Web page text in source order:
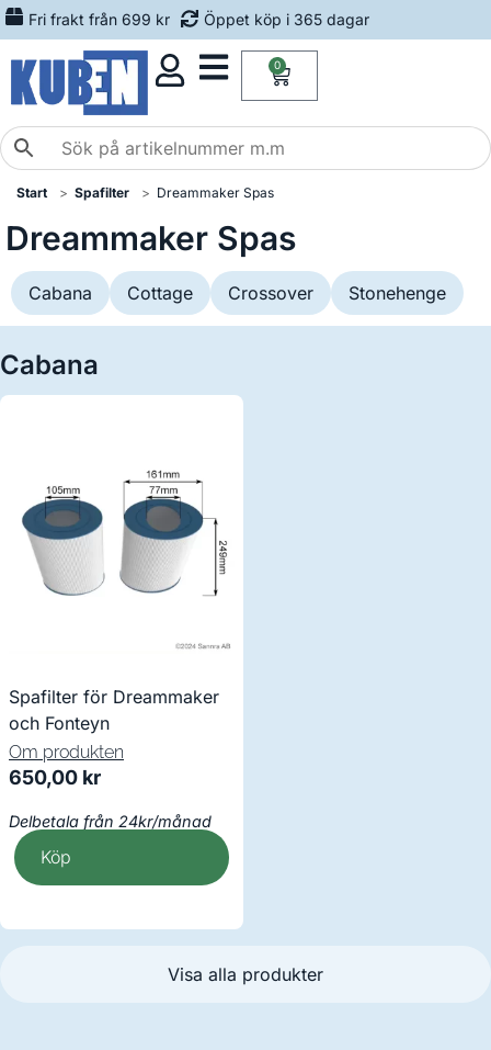
Fri frakt från 699 kr Öppet köp i 365 dagar
0
Start Spafilter Dreammaker Spas
Dreammaker Spas
Cabana Cottage Crossover Stonehenge
Cabana
Spafilter för Dreammaker
och Fonteyn
Om produkten
650,00 kr
Delbetala från 24kr/månad
Köp
Visa alla produkter